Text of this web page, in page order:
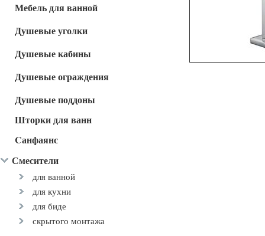
Мебель для ванной
Душевые уголки
Душевые кабины
Душевые ограждения
Душевые поддоны
Шторки для ванн
Cанфаянс
Смесители
для ванной
для кухни
для биде
скрытого монтажа